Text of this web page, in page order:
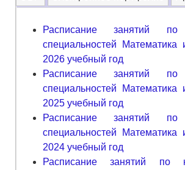
Расписание занятий по
специальностей
2026 учебный год
Расписание занятий по
специальностей
2025 учебный год
Расписание занятий по
специальностей
2024 учебный год
Расписание занятий по